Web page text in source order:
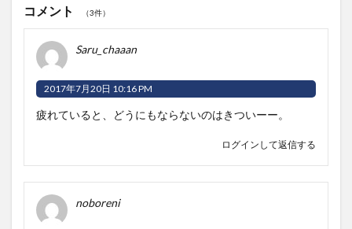
コメント （3件）
Saru_chaaan
2017年7月20日 10:16 PM
疲れていると、どうにもならないのはきついーー。
ログインして返信する
noboreni